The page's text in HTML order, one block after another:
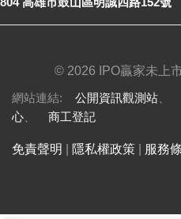
© 2026 IPO贏家未上
網站連結: 公開資訊觀測站
心
商工登記
免責聲明 隱私權政策 服務